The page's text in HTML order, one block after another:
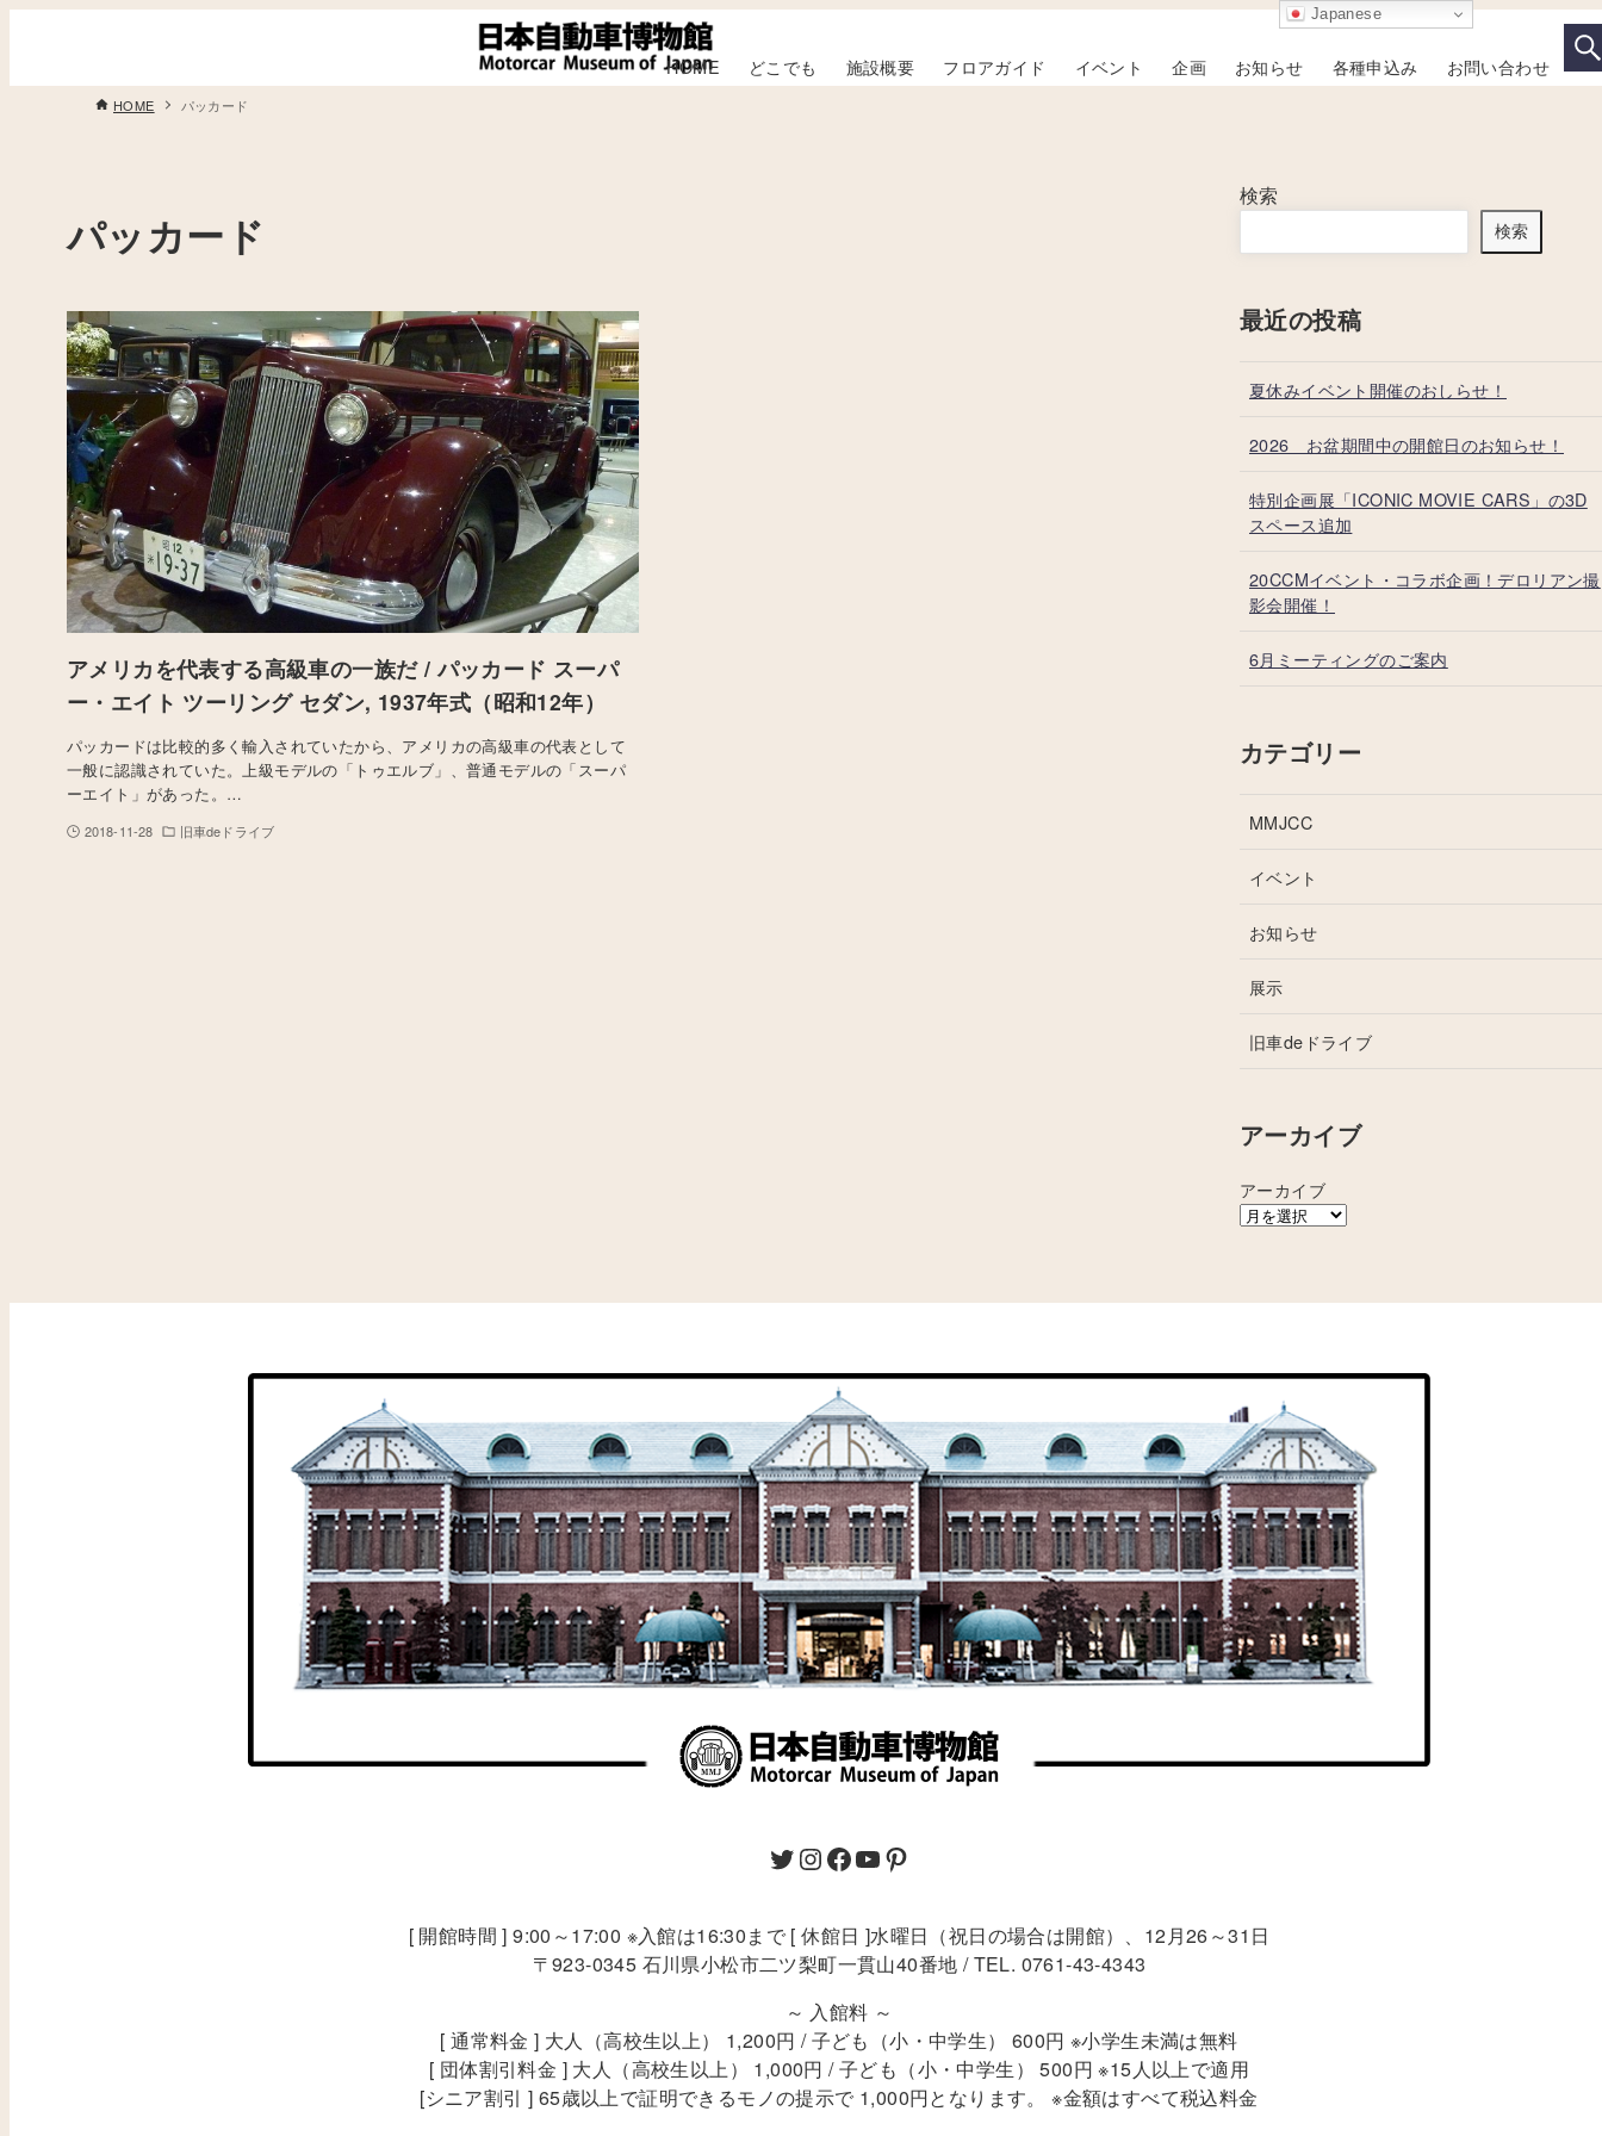
HOME どこでも 施設概要 フロアガイド イベント 企画 お知らせ 各種申込み お問い合わせ
HOME パッカード
パッカード
アメリカを代表する高級車の一族だ / パッカード スーパ
ー・エイト ツーリング セダン, 1937年式（昭和12年）
パッカードは比較的多く輸入されていたから、アメリカの高級車の代表として
一般に認識されていた。上級モデルの「トゥエルブ」、普通モデルの「スーパ
ーエイト」があった。…
2018-11-28 旧車deドライブ
検索
検索
最近の投稿
夏休みイベント開催のおしらせ！
2026 お盆期間中の開館日のお知らせ！
特別企画展「ICONIC MOVIE CARS」の3D
スペース追加
20CCMイベント・コラボ企画！デロリアン撮
影会開催！
6月ミーティングのご案内
カテゴリー
MMJCC
イベント
お知らせ
展示
旧車deドライブ
アーカイブ
アーカイブ
[ 開館時間 ] 9:00～17:00 ※入館は16:30まで [ 休館日 ]水曜日（祝日の場合は開館）、12月26～31日
〒923-0345 石川県小松市二ツ梨町一貫山40番地 / TEL. 0761-43-4343
～ 入館料 ～
[ 通常料金 ] 大人（高校生以上） 1,200円 / 子ども（小・中学生） 600円 ※小学生未満は無料
[ 団体割引料金 ] 大人（高校生以上） 1,000円 / 子ども（小・中学生） 500円 ※15人以上で適用
[シニア割引 ] 65歳以上で証明できるモノの提示で 1,000円となります。 ※金額はすべて税込料金
Japanese